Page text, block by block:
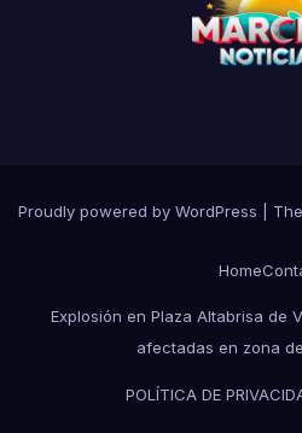
Proudly powered by WordPress
Home
Explosión en Plaza Altabrisa de
afectadas en zona
POLÍTICA DE